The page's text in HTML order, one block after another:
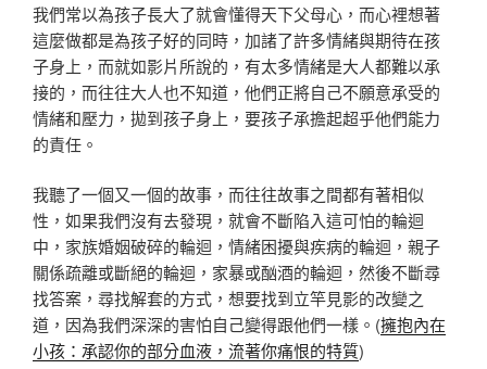
我們常以為孩子長大了就會懂得天下父母心，而心裡想著
這麼做都是為孩子好的同時，加諸了許多情緒與期待在孩
子身上，而就如影片所說的，有太多情緒是大人都難以承
接的，而往往大人也不知道，他們正將自己不願意承受的
情緒和壓力，拋到孩子身上，要孩子承擔起超乎他們能力
的責任。
我聽了一個又一個的故事，而往往故事之間都有著相似
性，如果我們沒有去發現，就會不斷陷入這可怕的輪迴
中，家族婚姻破碎的輪迴，情緒困擾與疾病的輪迴，親子
關係疏離或斷絕的輪迴，家暴或酗酒的輪迴，然後不斷尋
找答案，尋找解套的方式，想要找到立竿見影的改變之
道，因為我們深深的害怕自己變得跟他們一樣。(擁抱內在
小孩：承認你的部分血液，流著你痛恨的特質)